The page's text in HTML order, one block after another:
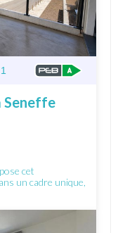
1
Seneffe
cet
un cadre unique,